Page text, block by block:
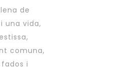
de
una vida,
comuna,
i